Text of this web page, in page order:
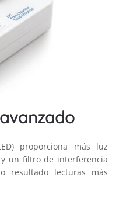
proporciona más luz
un filtro de interferencia
resultado lecturas más